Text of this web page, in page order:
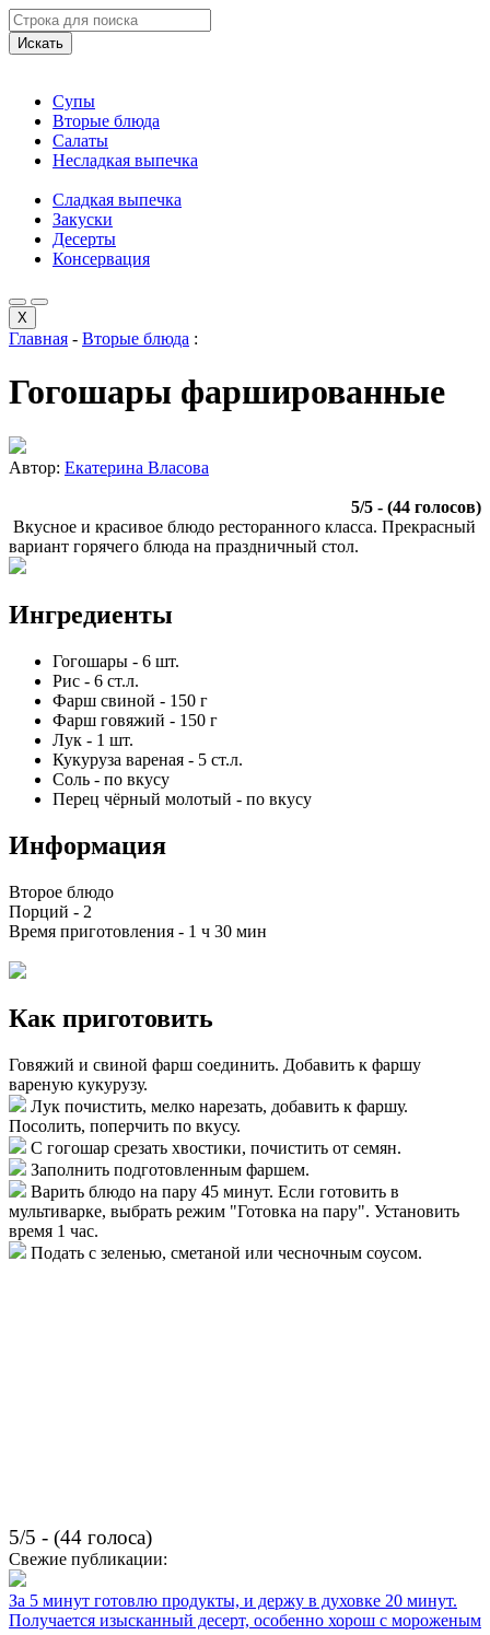
Искать
Супы
Вторые блюда
Салаты
Несладкая выпечка
Сладкая выпечка
Закуски
Десерты
Консервация
X
Главная - Вторые блюда :
Гогошары фаршированные
Автор: Екатерина Власова
5/5 - (44 голосов)
Вкусное и красивое блюдо ресторанного класса. Прекрасный
вариант горячего блюда на праздничный стол.
Ингредиенты
Гогошары - 6 шт.
Рис - 6 ст.л.
Фарш свиной - 150 г
Фарш говяжий - 150 г
Лук - 1 шт.
Кукуруза вареная - 5 ст.л.
Соль - по вкусу
Перец чёрный молотый - по вкусу
Информация
Второе блюдо
Порций - 2
Время приготовления - 1 ч 30 мин
Как приготовить
Говяжий и свиной фарш соединить. Добавить к фаршу
вареную кукурузу.
Лук почистить, мелко нарезать, добавить к фаршу.
Посолить, поперчить по вкусу.
С гогошар срезать хвостики, почистить от семян.
Заполнить подготовленным фаршем.
Варить блюдо на пару 45 минут. Если готовить в
мультиварке, выбрать режим "Готовка на пару". Установить
время 1 час.
Подать с зеленью, сметаной или чесночным соусом.
5/5 - (44 голоса)
Свежие публикации:
За 5 минут готовлю продукты, и держу в духовке 20 минут.
Получается изысканный десерт, особенно хорош с мороженым